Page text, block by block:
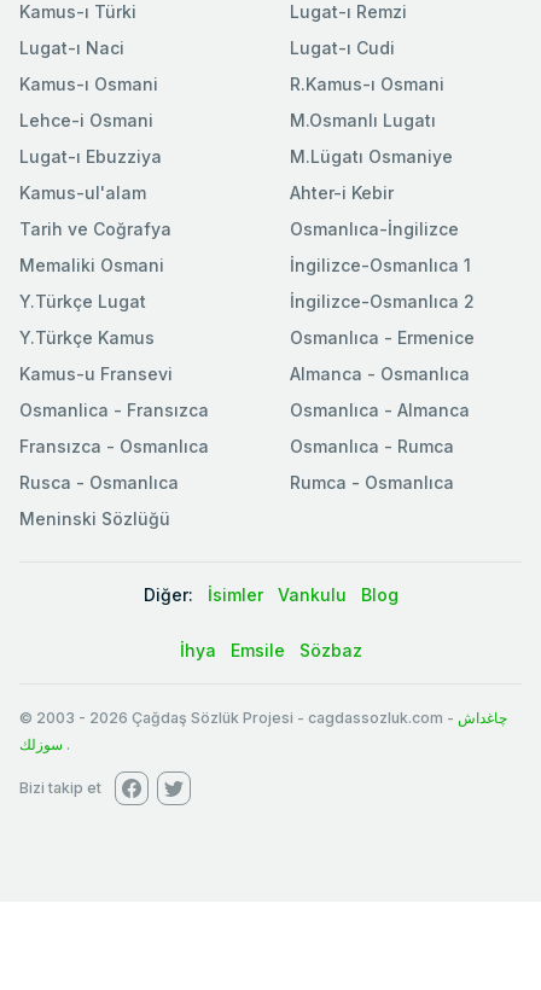
Kamus-ı Türki
Lugat-ı Naci
Kamus-ı Osmani
Lehce-i Osmani
Lugat-ı Ebuzziya
Lugat-ı Remzi
Lugat-ı Cudi
R.Kamus-ı Osmani
M.Osmanlı Lugatı
M.Lügatı Osmaniye
Kamus-ul'alam
Tarih ve Coğrafya
Memaliki Osmani
Y.Türkçe Lugat
Y.Türkçe Kamus
Ahter-i Kebir
Osmanlıca-İngilizce
İngilizce-Osmanlıca 1
İngilizce-Osmanlıca 2
Osmanlıca - Ermenice
Kamus-u Fransevi
Osmanlica - Fransızca
Fransızca - Osmanlıca
Rusca - Osmanlıca
Meninski Sözlüğü
Almanca - Osmanlıca
Osmanlıca - Almanca
Osmanlıca - Rumca
Rumca - Osmanlıca
Diğer: İsimler Vankulu Blog
İhya Emsile Sözbaz
© 2003 - 2026 Çağdaş Sözlük Projesi - cagdassozluk.com - چاغداش
سوزلك .
Bizi takip et